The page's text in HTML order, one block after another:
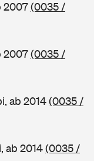
2007(0035 /
2007(0035 /
ab 2014(0035 /
ab 2014(0035 /